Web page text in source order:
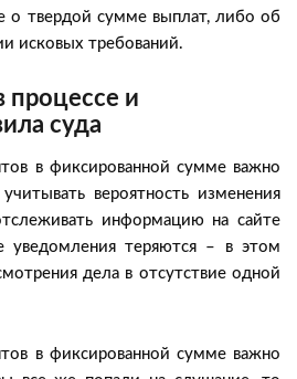
о твердой сумме выплат, либо об
исковых требований.
процессе и
суда
в фиксированной сумме важно
вероятность изменения
информацию на сайте
уведомления теряются – в этом
дела в отсутствие одной
в фиксированной сумме важно